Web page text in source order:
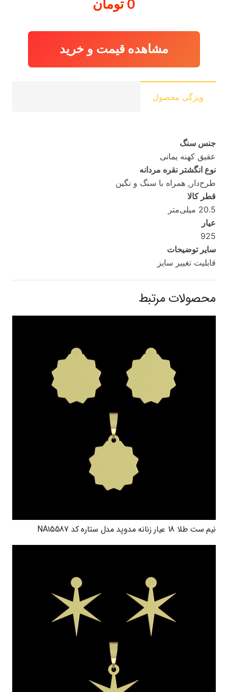
0 تومان
مشاهده قیمت و خرید
ویژگی محصول
جنس سنگ
عقیق کهنه یمانی
نوع انگشتر نقره مردانه
طرح‌دار, همراه با سنگ و نگین
قطر کالا
20.5 میلی‌متر
عیار
925
سایر توضیحات
قابلیت تغییر سایز
محصولات مرتبط
نیم ست طلا 18 عیار زنانه مدوپد مدل ستاره کد NA15587